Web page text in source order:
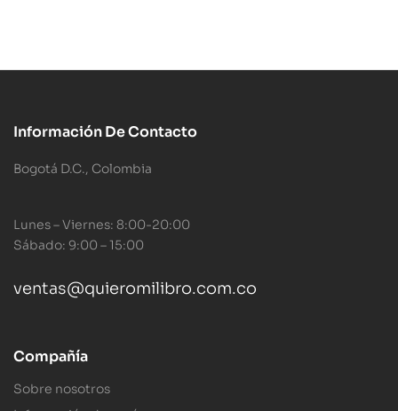
Información De Contacto
Bogotá D.C., Colombia
Lunes – Viernes: 8:00-20:00
Sábado: 9:00 – 15:00
ventas@quieromilibro.com.co
Compañía
Sobre nosotros